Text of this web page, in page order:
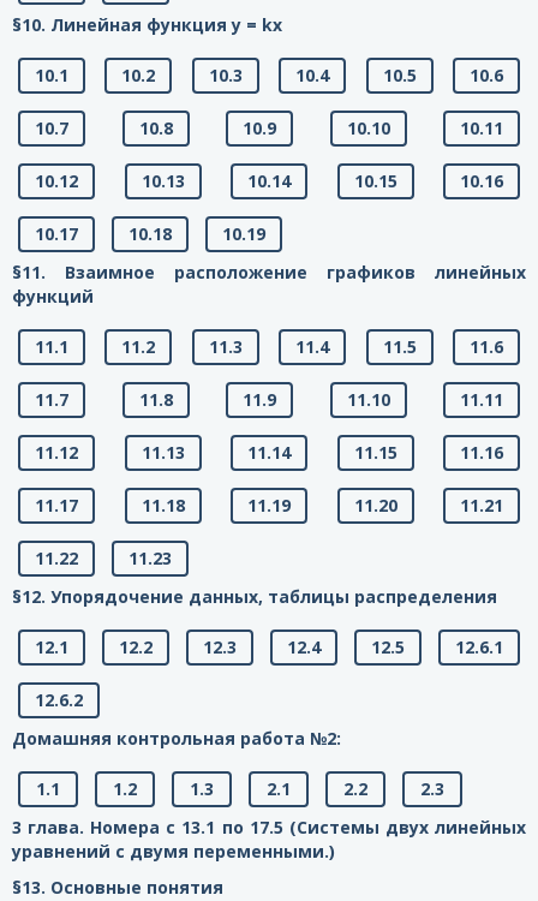
§10. Линейная функция у = kx
10.1 10.2 10.3 10.4 10.5 10.6
10.7 10.8 10.9 10.10 10.11
10.12 10.13 10.14 10.15 10.16
10.17 10.18
10.19
§11. Взаимное расположение графиков линейных
функций
11.1 11.2 11.3 11.4 11.5 11.6
11.7 11.8 11.9 11.10 11.11
11.12 11.13 11.14 11.15 11.16
11.17 11.18 11.19 11.20 11.21
11.22
11.23
§12. Упорядочение данных, таблицы распределения
12.1 12.2 12.3 12.4 12.5 12.6.1
12.6.2
Домашняя контрольная работа №2:
1.1 1.2 1.3 2.1 2.2
2.3
3 глава. Номера с 13.1 по 17.5 (Системы двух линейных
уравнений с двумя переменными.)
§13. Основные понятия